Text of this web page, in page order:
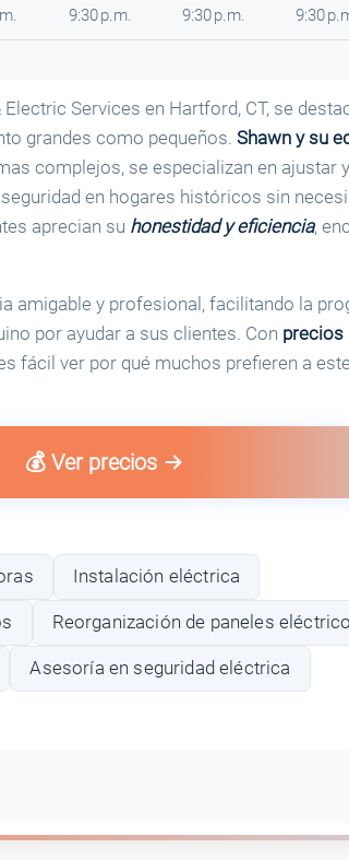
9:30 p.m.
9:30 p.m.
9:30
Services en Hartford, CT, se
grandes como pequeños. Shawn y su
complejos, se especializan en ajustar
en hogares históricos sin
aprecian su honestidad y eficiencia,
amigable y profesional, facilitando la
por ayudar a sus clientes. Con precios
fácil ver por qué muchos prefieren a
💰 Ver precios
Instalación eléctrica
Reorganización de paneles
Asesoría en seguridad eléctrica